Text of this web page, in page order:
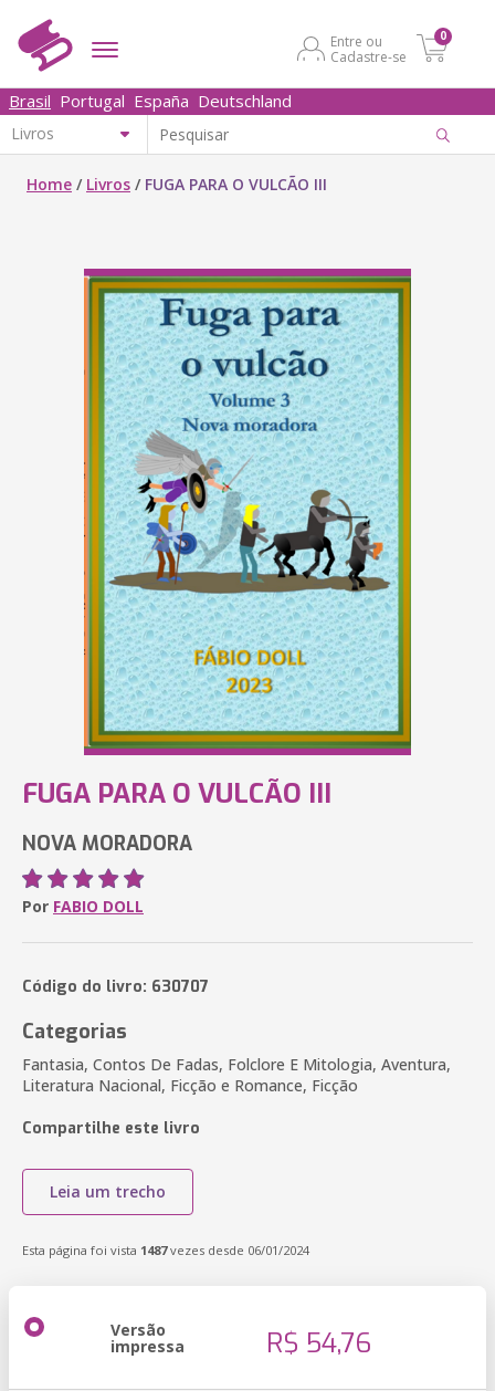
Entre ou
Cadastre-se
0
Brasil Portugal España Deutschland
Home / Livros / FUGA PARA O VULCÃO III
FUGA PARA O VULCÃO III
NOVA MORADORA
Por FABIO DOLL
Código do livro: 630707
Categorias
Fantasia, Contos De Fadas, Folclore E Mitologia, Aventura,
Literatura Nacional, Ficção e Romance, Ficção
Compartilhe este livro
Leia um trecho
Esta página foi vista 1487vezes desde 06/01/2024
Versão
impressa R$ 54,76